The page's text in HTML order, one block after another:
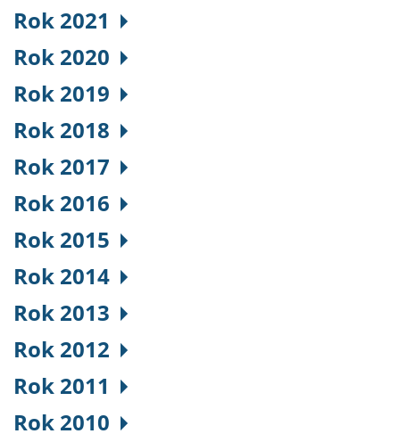
Rok 2021
Rok 2020
Rok 2019
Rok 2018
Rok 2017
Rok 2016
Rok 2015
Rok 2014
Rok 2013
Rok 2012
Rok 2011
Rok 2010